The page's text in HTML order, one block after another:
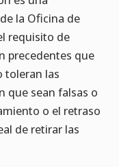
la Oficina de
requisito de
precedentes que
toleran las
que sean falsas o
o el retraso
de retirar las